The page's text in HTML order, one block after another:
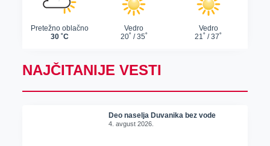
NAJČITANIJE VESTI
Deo naselja Duvanika bez vode
4. avgust 2026.